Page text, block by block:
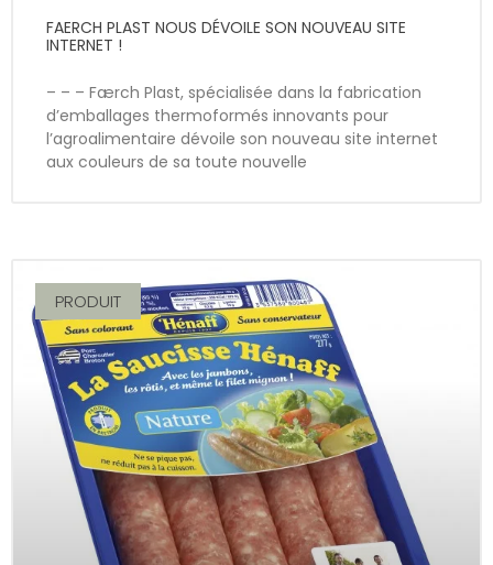
FAERCH PLAST NOUS DÉVOILE SON NOUVEAU SITE
INTERNET !
– – – Færch Plast, spécialisée dans la fabrication
d’emballages thermoformés innovants pour
l’agroalimentaire dévoile son nouveau site internet
aux couleurs de sa toute nouvelle
PRODUIT